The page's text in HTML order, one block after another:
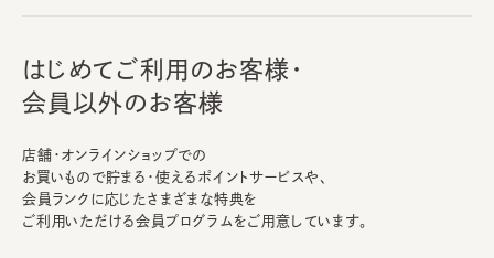
はじめてご利用のお客様・
会員以外のお客様
店舗・オンラインショップでの
お買いもので貯まる・使えるポイントサービスや、
会員ランクに応じたさまざまな特典を
ご利用いただける会員プログラムをご用意しています。